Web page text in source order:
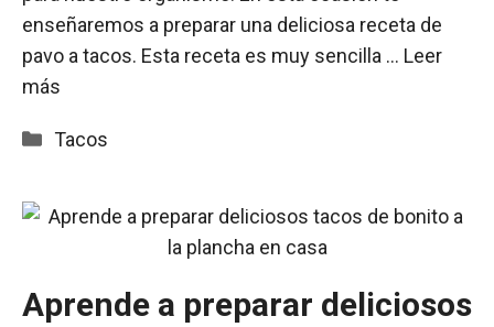
enseñaremos a preparar una deliciosa receta de
pavo a tacos. Esta receta es muy sencilla … Leer
más
Categorías
Tacos
Aprende a preparar deliciosos